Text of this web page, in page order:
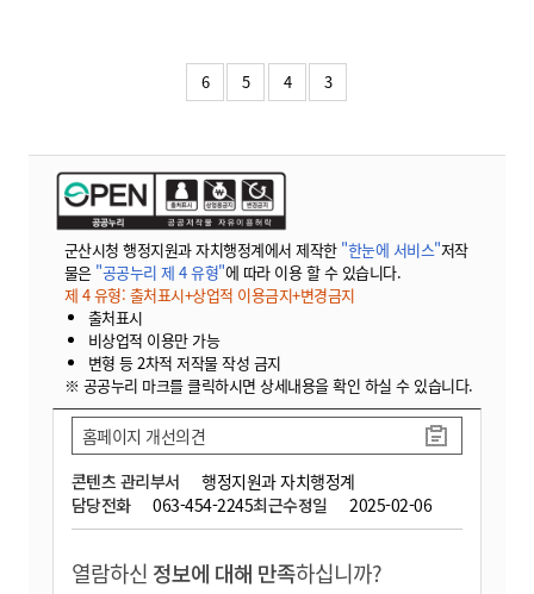
6 5 4 3
군산시청 행정지원과 자치행정계에서 제작한 "한눈에 서비스"저작
물은 "공공누리 제 4 유형"에 따라 이용 할 수 있습니다.
제 4 유형: 출처표시+상업적 이용금지+변경금지
출처표시
비상업적 이용만 가능
변형 등 2차적 저작물 작성 금지
※ 공공누리 마크를 클릭하시면 상세내용을 확인 하실 수 있습니다.
콘텐츠 관리부서
행정지원과 자치행정계
담당전화
063-454-2245최근수정일 2025-02-06
홈페이지 개선의견
열람하신 정보에 대해 만족하십니까?